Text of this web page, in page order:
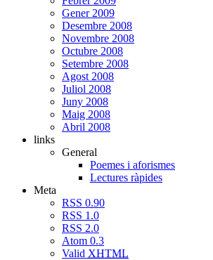
Gener 2009
Desembre 2008
Novembre 2008
Octubre 2008
Setembre 2008
Agost 2008
Juliol 2008
Juny 2008
Maig 2008
Abril 2008
links
General
Poemes i aforismes
Lectures ràpides
Meta
RSS 0.90
RSS 1.0
RSS 2.0
Atom 0.3
Valid XHTML